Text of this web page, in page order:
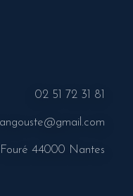
02 51 72 31 81
44000 Nantes